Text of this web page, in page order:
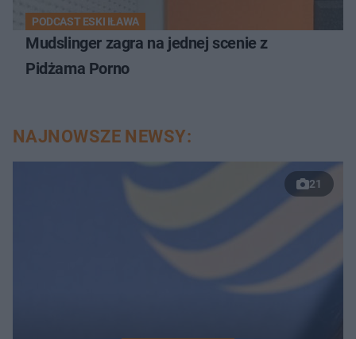
PODCAST ESKI IŁAWA
Mudslinger zagra na jednej scenie z
Pidżama Porno
NAJNOWSZE NEWSY:
21